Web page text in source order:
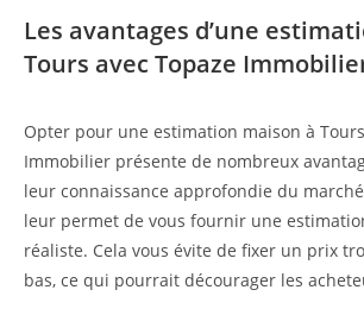
Les avantages d’une
Tours avec Topaze
Opter pour une estimation maison à
Immobilier présente de nombreux
leur connaissance approfondie du
leur permet de vous fournir une
réaliste. Cela vous évite de fixer un prix
bas, ce qui pourrait décourager les